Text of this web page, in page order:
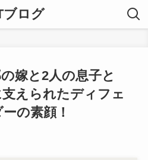
ブログ
嫁と2人の息子と
えられたディフェ
の素顔！